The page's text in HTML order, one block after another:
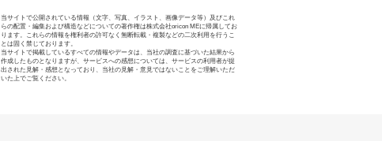
当サイトで公開されている情報（文字、写真、イラスト、画像データ等）及びこれ
らの配置・編集および構造などについての著作権は株式会社oricon MEに帰属してお
ります。これらの情報を権利者の許可なく無断転載・複製などの二次利用を行うこ
とは固く禁じております。
当サイトで掲載しているすべての情報やデータは、当社の調査に基づいた結果から
作成したものとなりますが、サービスへの感想については、サービスの利用者が提
出された見解・感想となっており、当社の見解・意見ではないことをご理解いただ
いた上でご覧ください。